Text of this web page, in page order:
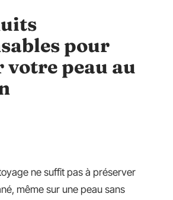
pour
peau au
ne suffit pas à préserver
même sur une peau sans